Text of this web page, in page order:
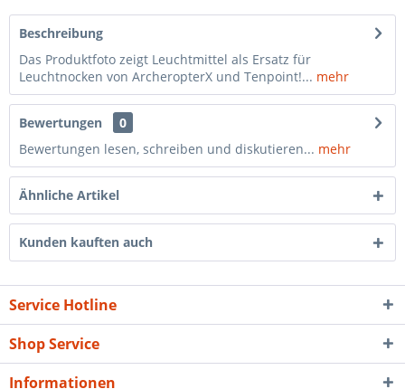
Beschreibung
Das Produktfoto zeigt Leuchtmittel als Ersatz für
Leuchtnocken von ArcheropterX und Tenpoint!... mehr
Bewertungen
0
Bewertungen lesen, schreiben und diskutieren... mehr
Ähnliche Artikel
Kunden kauften auch
Service Hotline
Shop Service
Informationen